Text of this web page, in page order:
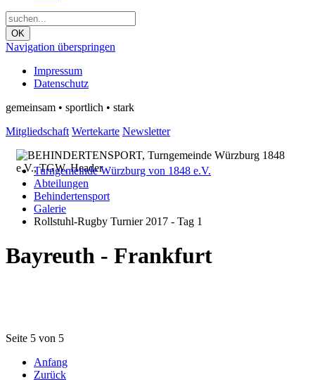
OK
Navigation überspringen
Impressum
Datenschutz
gemeinsam • sportlich • stark
Mitgliedschaft Wertekarte Newsletter
Turngemeinde Würzburg von 1848 e.V.
Abteilungen
Behindertensport
Galerie
Rollstuhl-Rugby Turnier 2017 - Tag 1
Bayreuth - Frankfurt
Seite 5 von 5
Anfang
Zurück